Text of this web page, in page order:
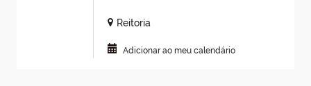
Reitoria
Adicionar ao meu calendário